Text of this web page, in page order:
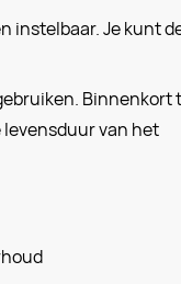
instelbaar. Je kunt
Binnenkort
levensduur van het